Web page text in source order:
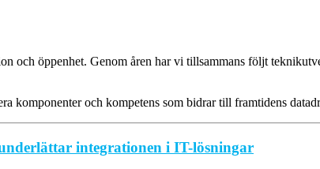
och öppenhet. Genom åren har vi tillsammans följt
komponenter och kompetens som bidrar till framtidens
integrationen i IT-lösningar